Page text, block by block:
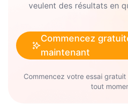
veulent des résultats en
Commencez
maintenant
Commencez votre essai
tout